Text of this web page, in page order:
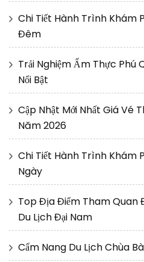
Chi Tiết Hành Trình Khám
Đêm
Trải Nghiệm Ẩm Thực Phú
Nổi Bật
Cập Nhật Mới Nhất Giá Vé
Năm 2026
Chi Tiết Hành Trình Khám
Ngày
Top Địa Điểm Tham Quan
Du Lịch Đại Nam
Cẩm Nang Du Lịch Chùa